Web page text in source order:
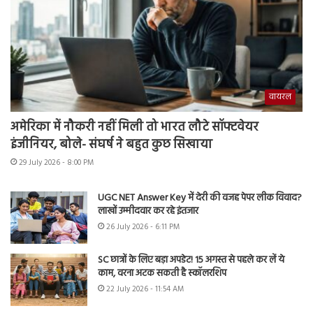
वायरल
अमेरिका में नौकरी नहीं मिली तो भारत लौटे सॉफ्टवेयर
इंजीनियर, बोले- संघर्ष ने बहुत कुछ सिखाया
29 July 2026 - 8:00 PM
UGC NET Answer Key में देरी की वजह पेपर लीक विवाद?
लाखों उम्मीदवार कर रहे इंतजार
26 July 2026 - 6:11 PM
SC छात्रों के लिए बड़ा अपडेट! 15 अगस्त से पहले कर लें ये
काम, वरना अटक सकती है स्कॉलरशिप
22 July 2026 - 11:54 AM